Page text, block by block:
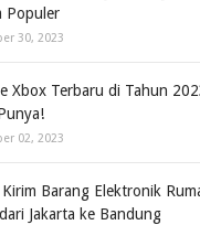
Populer
30, 2023
Xbox Terbaru di Tahun
02, 2023
Barang Elektronik
Jakarta ke Bandung